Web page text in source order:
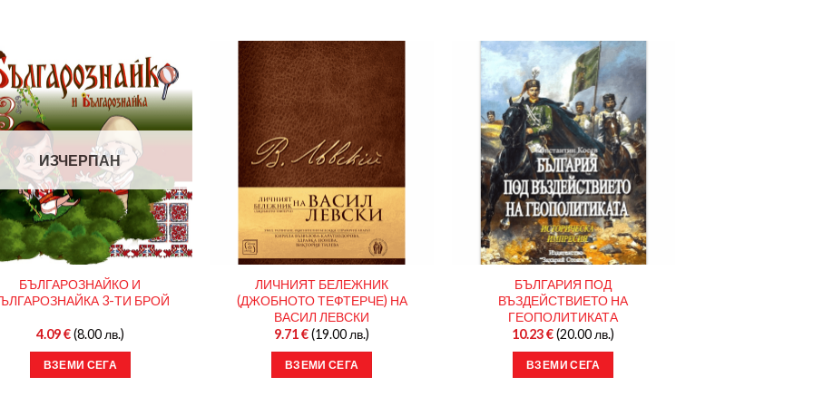
ИЗЧЕРПАН
БЪЛГАРОЗНАЙКО И
3-ТИ БРОЙ
4.09€(8.00 лв.)
ВЗЕМИ СЕГА
ЛИЧНИЯТ БЕЛЕЖНИК
(ДЖОБНОТО ТЕФТЕРЧЕ) НА
ВАСИЛ ЛЕВСКИ
9.71€(19.00 лв.)
ВЗЕМИ СЕГА
БЪЛГАРИЯ ПОД
ВЪЗДЕЙСТВИЕТО НА
ГЕОПОЛИТИКАТА
10.23€(20.00 лв.)
ВЗЕМИ СЕГА